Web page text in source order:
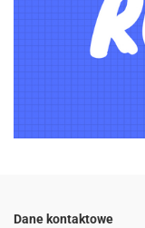
Dane kontaktowe